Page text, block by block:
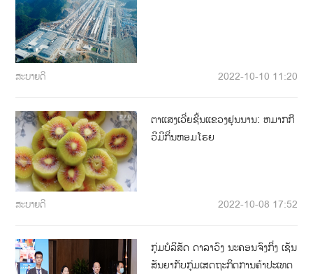
ສະບາຍດີ 2022-10-10 11:20
ຕາແສງເວີ່ຍຊີ້ນແຂວງຢຸນນານ: ຫມາກກີ
ວີມີກິ່ນຫອມໂຮຍ
ສະບາຍດີ 2022-10-08 17:52
ກຸ່ມບໍລິສັດ ດາລາວົງ ນະຄອນຈົງກິ່ງ ເຊັນ
ສັນຍາກັບກຸ່ມເສດຖະກິດການຄ້າປະເທດ